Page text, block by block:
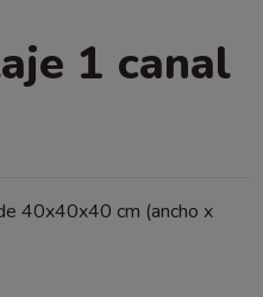
1 canal
40x40x40 cm (ancho x